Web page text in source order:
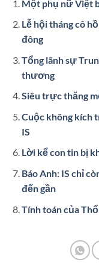
Một phụ nữ Việt
Lễ hội tháng cô
đông
Tổng lãnh sự
thương
Siêu trực thăng
Cuộc không kích
IS
Lời kể con tin bị
Báo Anh: IS chỉ
đến gần
Tính toán của